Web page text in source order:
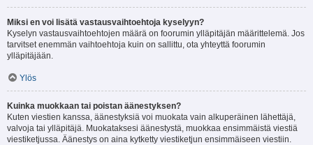
Miksi en voi lisätä vastausvaihtoehtoja kyselyyn?
Kyselyn vastausvaihtoehtojen määrä on foorumin ylläpitäjän määrittelemä. Jos
tarvitset enemmän vaihtoehtoja kuin on sallittu, ota yhteyttä foorumin
ylläpitäjään.
Ylös
Kuinka muokkaan tai poistan äänestyksen?
Kuten viestien kanssa, äänestyksiä voi muokata vain alkuperäinen lähettäjä,
valvoja tai ylläpitäjä. Muokataksesi äänestystä, muokkaa ensimmäistä viestiä
viestiketjussa. Äänestys on aina kytketty viestiketjun ensimmäiseen viestiin.